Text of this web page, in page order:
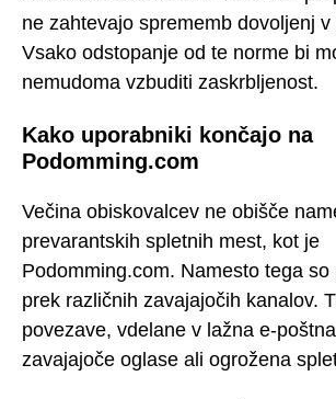
ne zahtevajo sprememb dovoljenj v
Vsako odstopanje od te norme bi
nemudoma vzbuditi zaskrbljenost.
Kako uporabniki končajo na
Podomming.com
Večina obiskovalcev ne obišče
prevarantskih spletnih mest, kot je
Podomming.com. Namesto tega so
prek različnih zavajajočih kanalov.
povezave, vdelane v lažna e-
zavajajoče oglase ali ogrožena